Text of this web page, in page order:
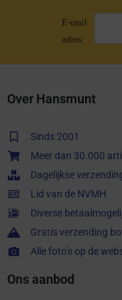
E-mail
adres:
Over Hansmunt
Sinds 2001
Meer dan 30.000
Dagelijkse
Lid van de NVMH
Diverse
Gratis verzending
Alle foto’s op de
Ons aanbod